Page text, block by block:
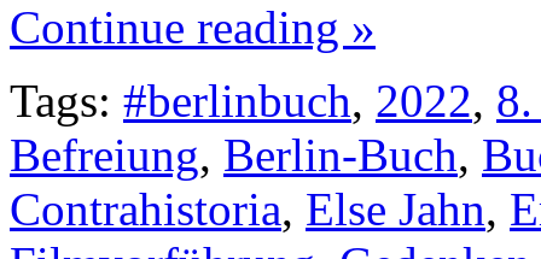
Continue reading »
Tags: #berlinbuch, 2022,
Befreiung, Berlin-Buch,
Contrahistoria, Else Jahn,